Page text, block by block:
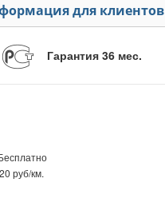
для клиентов
Гарантия 36 мес.
20 руб/км.